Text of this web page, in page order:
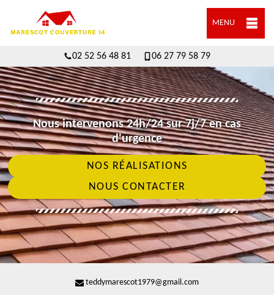
MENU
02 52 56 48 81 06 27 79 58 79
Nous intervenons 24h/24 sur 7j/7 en cas
d'urgence
NOS RÉALISATIONS
NOUS CONTACTER
teddymarescot1979@gmail.com